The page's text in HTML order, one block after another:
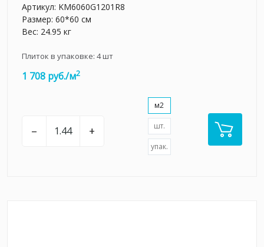
Артикул: KM6060G1201R8
Размер: 60*60 см
Вес: 24.95 кг
Плиток в упаковке: 4шт
1 708 руб./м2
– +
м2
шт.
упак.